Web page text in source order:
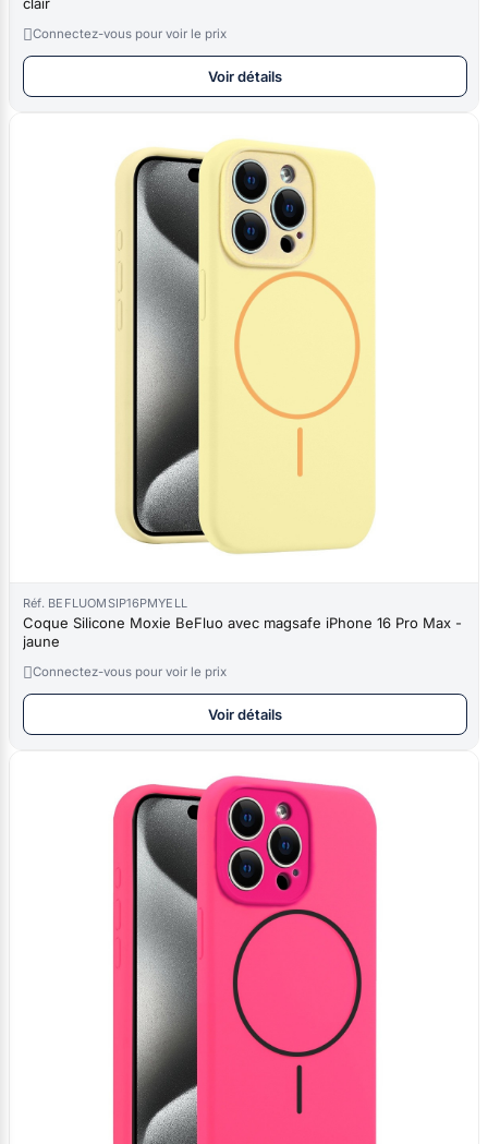
Connectez-vous pour voir le prix
Voir détails
Réf. BEFLUOMSIP16PMYELL
Coque Silicone Moxie BeFluo avec magsafe iPhone 16 Pro Max -
jaune
Connectez-vous pour voir le prix
Voir détails